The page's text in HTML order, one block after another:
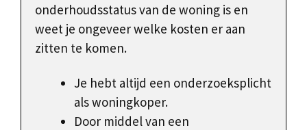
onderhoudsstatus van de woning is en
weet je ongeveer welke kosten er aan
zitten te komen.
Je hebt altijd een onderzoeksplicht
als woningkoper.
Door middel van een